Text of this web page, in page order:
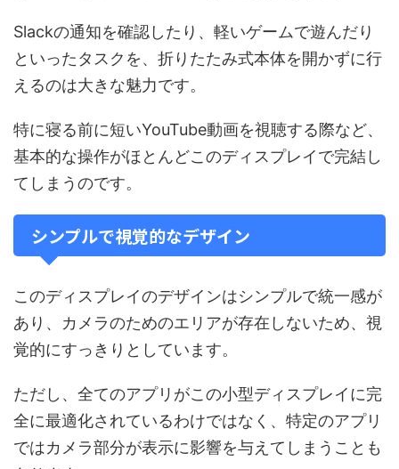
Slackの通知を確認したり、軽いゲームで遊んだり
といったタスクを、折りたたみ式本体を開かずに行
えるのは大きな魅力です。
特に寝る前に短いYouTube動画を視聴する際など、
基本的な操作がほとんどこのディスプレイで完結し
てしまうのです。
シンプルで視覚的なデザイン
このディスプレイのデザインはシンプルで統一感が
あり、カメラのためのエリアが存在しないため、視
覚的にすっきりとしています。
ただし、全てのアプリがこの小型ディスプレイに完
全に最適化されているわけではなく、特定のアプリ
ではカメラ部分が表示に影響を与えてしまうことも